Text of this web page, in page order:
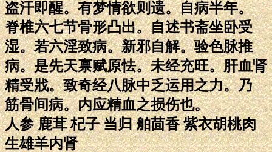
盗汗即醒。有梦情欲则遗。自病半年。
脊椎六七节骨形凸出。自述书斋坐卧受
湿。若六淫致病。新邪自解。验色脉推
病。是先天禀赋原怯。未经充旺。肝血肾
精受戕。致奇经八脉中乏运用之力。乃
筋骨间病。内应精血之损伤也。
人参 鹿茸 杞子 当归 舶茴香 紫衣胡桃肉
生雄羊内肾